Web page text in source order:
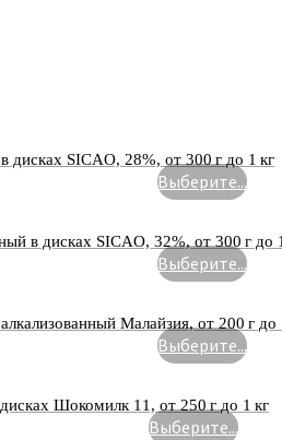
дисках SICAO, 28%, от 300 г до 1 кг
Выберите...
в дисках SICAO, 32%, от 300 г до
Выберите...
Малайзия, от 200 г до
Выберите...
Шокомилк 11, от 250 г до 1 кг
Выберите...